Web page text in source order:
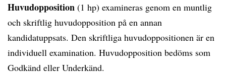
Huvudopposition (1 hp) examineras genom en muntlig
och skriftlig huvudopposition på en annan
kandidatuppsats. Den skriftliga huvudoppositionen är en
individuell examination. Huvudopposition bedöms som
Godkänd eller Underkänd.